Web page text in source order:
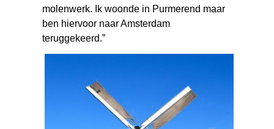
molenwerk. Ik woonde in Purmerend maar
ben hiervoor naar Amsterdam
teruggekeerd.”